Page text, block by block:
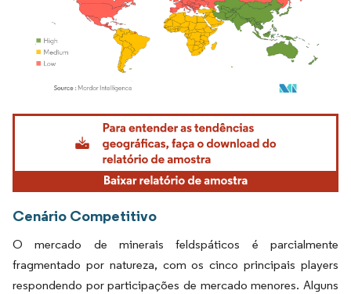
Imagem © Mordor Intelligence. O reuso requer atribuição conforme CC BY 4.0.
Cenário Competitivo
O mercado de minerais feldspáticos é parcialmente
fragmentado por natureza, com os cinco principais players
respondendo por participações de mercado menores. Alguns